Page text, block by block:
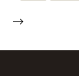
-->